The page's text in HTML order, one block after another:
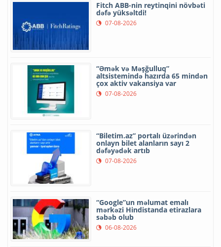
Fitch ABB-nin reytinqini növbəti
dəfə yüksəltdi!
07-08-2026
“Əmək və Məşğulluq”
altsistemində hazırda 65 mindən
çox aktiv vakansiya var
07-08-2026
“Biletim.az” portalı üzərindən
onlayn bilet alanların sayı 2
dəfəyədək artıb
07-08-2026
“Google”un məlumat emalı
mərkəzi Hindistanda etirazlara
səbəb olub
06-08-2026